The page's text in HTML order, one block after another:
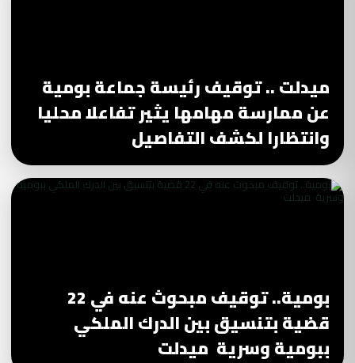
ميدلت .. توقيف رئيسة جماعة بومية
عن ممارسة مهامها يثير تفاعلا محليا
وانتظارا لكشف التفاصيل
بومية.. توقيف مبحوث عنه في 22
قضية بتنسيق بين الدرك الملكي
ببومية وسرية ميدلت